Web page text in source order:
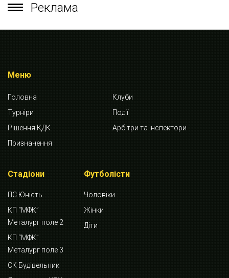
Реклама
Меню
Головна
Клуби
Турніри
Події
Рішення КДК
Арбітри та інспектори
Призначення
Стадіони
ПС Юність
КП “МФК”
Металург поле 2
КП “МФК”
Металург поле 3
СК Будівельник
Футболісти
Чоловіки
Жінки
Діти